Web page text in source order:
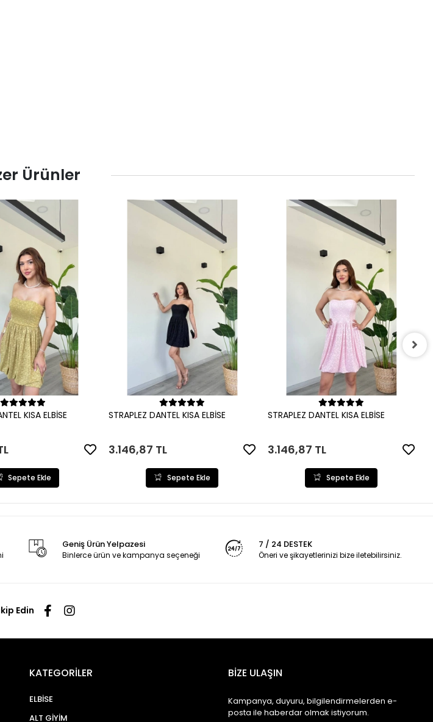
Ürünler
Sepete Ekle
KISA ELBİSE
Sepete Ekle
Sepete Ekle
STRAPLEZ DANTEL KISA ELBİSE
3.146,87 TL
Sepete Ekle
Sepete Ekle
STRAPLEZ DANTEL KISA ELBİSE
3.146,87 TL
Sepete Ekle
Geniş Ürün Yelpazesi
Binlerce ürün ve kampanya seçeneği
7 / 24 DESTEK
Öneri ve şikayetlerinizi bize iletebilirsiniz.
Edin
KATEGORİLER
ELBİSE
ALT GİYİM
BİZE ULAŞIN
Kampanya, duyuru, bilgilendirmelerden e-
posta ile haberdar olmak istiyorum.